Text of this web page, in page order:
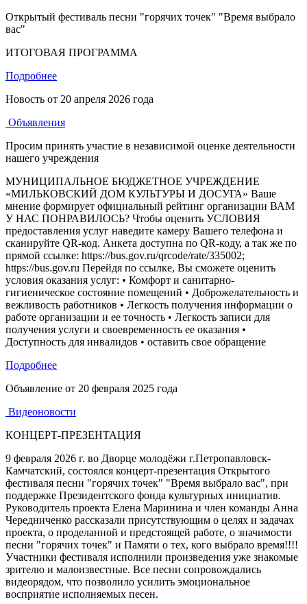
Открытый фестиваль песни "горячих точек" "Время выбрало
вас"
ИТОГОВАЯ ПРОГРАММА
Подробнее
Новость от 20 апреля 2026 года
Объявления
Просим принять участие в независимой оценке деятельности
нашего учреждения
МУНИЦИПАЛЬНОЕ БЮДЖЕТНОЕ УЧРЕЖДЕНИЕ
«МИЛЬКОВСКИЙ ДОМ КУЛЬТУРЫ И ДОСУГА» Ваше
мнение формирует официальный рейтинг организации ВАМ
У НАС ПОНРАВИЛОСЬ? Чтобы оценить УСЛОВИЯ
предоставления услуг наведите камеру Вашего телефона и
сканируйте QR-код. Анкета доступна по QR-коду, а так же по
прямой ссылке: https://bus.gov.ru/qrcode/rate/335002;
https://bus.gov.ru Перейдя по ссылке, Вы сможете оценить
условия оказания услуг: • Комфорт и санитарно-
гигиеническое состояние помещений • Доброжелательность и
вежливость работников • Легкость получения информации о
работе организации и ее точность • Легкость записи для
получения услуги и своевременность ее оказания •
Доступность для инвалидов • оставить свое обращение
Подробнее
Объявление от 20 февраля 2025 года
Видеоновости
КОНЦЕРТ-ПРЕЗЕНТАЦИЯ
9 февраля 2026 г. во Дворце молодёжи г.Петропавловск-
Камчатский, состоялся концерт-презентация Открытого
фестиваля песни "горячих точек" "Время выбрало вас", при
поддержке Президентского фонда культурных инициатив.
Руководитель проекта Елена Маринина и член команды Анна
Чередниченко рассказали присутствующим о целях и задачах
проекта, о проделанной и предстоящей работе, о значимости
песни "горячих точек" и Памяти о тех, кого выбрало время!!!!
Участники фестиваля исполнили произведения уже знакомые
зрителю и малоизвестные. Все песни сопровождались
видеорядом, что позволило усилить эмоциональное
восприятие исполняемых песен.